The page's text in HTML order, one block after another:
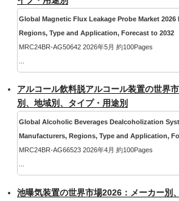
Global Magnetic Flux Leakage Probe Market
Regions, Type and Application, Forecast to 2032
MRC24BR-AG50642 2026年5月 約100Pages
アルコール飲料脱アルコール装置の世界
別、地域別、タイプ・用途別
Global Alcoholic Beverages Dealcoholization
Manufacturers, Regions, Type and Application,
MRC24BR-AG66523 2026年4月 約100Pages
池曝気装置の世界市場2026：メーカー別